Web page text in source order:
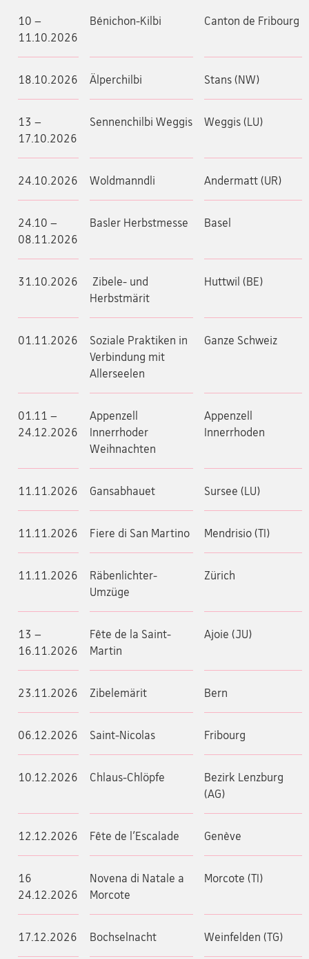
10 –
11.10.2026
Bénichon-Kilbi Canton de Fribourg
18.10.2026 Älperchilbi Stans (NW)
13 –
17.10.2026
Sennenchilbi Weggis Weggis (LU)
24.10.2026 Woldmanndli Andermatt (UR)
24.10 –
08.11.2026
Basler Herbstmesse Basel
31.10.2026
Zibele- und
Herbstmärit
Huttwil (BE)
01.11.2026
Soziale Praktiken in
Verbindung mit
Allerseelen
Ganze Schweiz
01.11 –
24.12.2026
Appenzell
Innerrhoder
Weihnachten
Appenzell
Innerrhoden
11.11.2026 Gansabhauet Sursee (LU)
11.11.2026 Fiere di San Martino Mendrisio (TI)
11.11.2026
Räbenlichter-
Umzüge
Zürich
13 –
16.11.2026
Fête de la Saint-
Martin
Ajoie (JU)
23.11.2026 Zibelemärit Bern
06.12.2026 Saint-Nicolas Fribourg
10.12.2026 Chlaus-Chlöpfe
Bezirk Lenzburg
(AG)
12.12.2026 Fête de l’Escalade Genève
16
24.12.2026
Novena di Natale a
Morcote
Morcote (TI)
17.12.2026 Bochselnacht Weinfelden (TG)